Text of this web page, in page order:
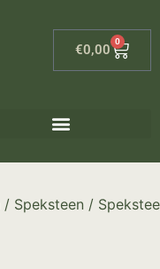
€0,00
0
/ Speksteen /